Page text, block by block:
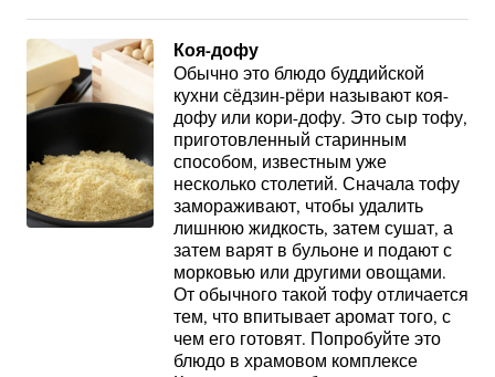
Коя-дофу
Обычно это блюдо буддийской
кухни сёдзин-рёри называют коя-
дофу или кори-дофу. Это сыр тофу,
приготовленный старинным
способом, известным уже
несколько столетий. Сначала тофу
замораживают, чтобы удалить
лишнюю жидкость, затем сушат, а
затем варят в бульоне и подают с
морковью или другими овощами.
От обычного такой тофу отличается
тем, что впитывает аромат того, с
чем его готовят. Попробуйте это
блюдо в храмовом комплексе